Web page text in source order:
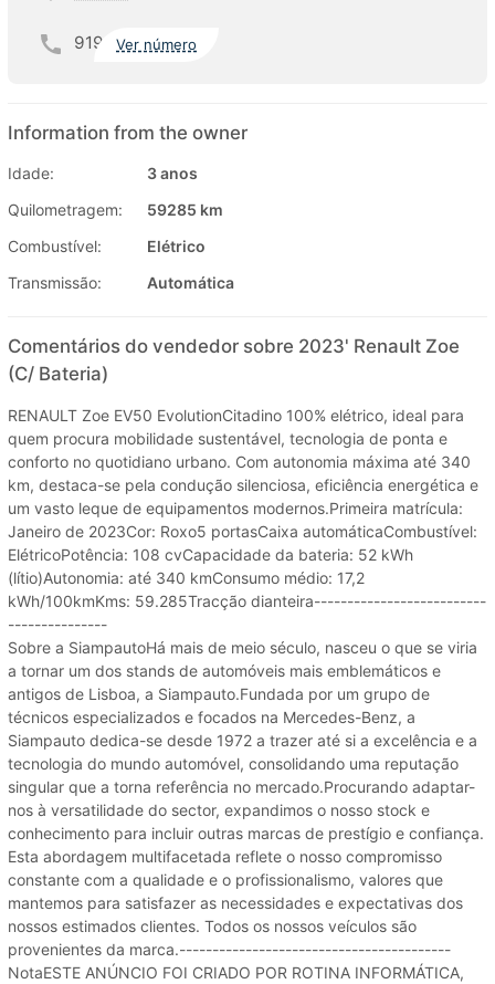
919 Ver número
Information from the owner
Idade:
3 anos
Quilometragem:
59285 km
Combustível:
Elétrico
Transmissão:
Automática
Comentários do vendedor sobre 2023' Renault Zoe
(C/ Bateria)
RENAULT Zoe EV50 EvolutionCitadino 100% elétrico, ideal para
quem procura mobilidade sustentável, tecnologia de ponta e
conforto no quotidiano urbano. Com autonomia máxima até 340
km, destaca-se pela condução silenciosa, eficiência energética e
um vasto leque de equipamentos modernos.Primeira matrícula:
Janeiro de 2023Cor: Roxo5 portasCaixa automáticaCombustível:
ElétricoPotência: 108 cvCapacidade da bateria: 52 kWh
(lítio)Autonomia: até 340 kmConsumo médio: 17,2
kWh/100kmKms: 59.285Tracção dianteira--------------------------
---------------
Sobre a SiampautoHá mais de meio século, nasceu o que se viria
a tornar um dos stands de automóveis mais emblemáticos e
antigos de Lisboa, a Siampauto.Fundada por um grupo de
técnicos especializados e focados na Mercedes-Benz, a
Siampauto dedica-se desde 1972 a trazer até si a excelência e a
tecnologia do mundo automóvel, consolidando uma reputação
singular que a torna referência no mercado.Procurando adaptar-
nos à versatilidade do sector, expandimos o nosso stock e
conhecimento para incluir outras marcas de prestígio e confiança.
Esta abordagem multifacetada reflete o nosso compromisso
constante com a qualidade e o profissionalismo, valores que
mantemos para satisfazer as necessidades e expectativas dos
nossos estimados clientes. Todos os nossos veículos são
provenientes da marca.-----------------------------------------
NotaESTE ANÚNCIO FOI CRIADO POR ROTINA INFORMÁTICA,